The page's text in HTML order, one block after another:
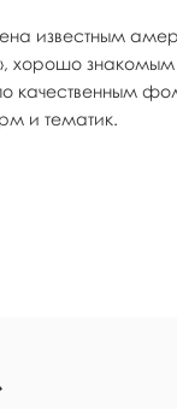
известным
хорошо знакомым
качественным
и тематик.